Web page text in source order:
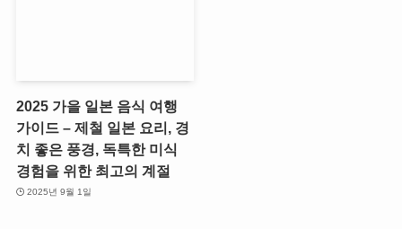
2025 가을 일본 음식 여행
가이드 – 제철 일본 요리, 경
치 좋은 풍경, 독특한 미식
경험을 위한 최고의 계절
2025년 9월 1일